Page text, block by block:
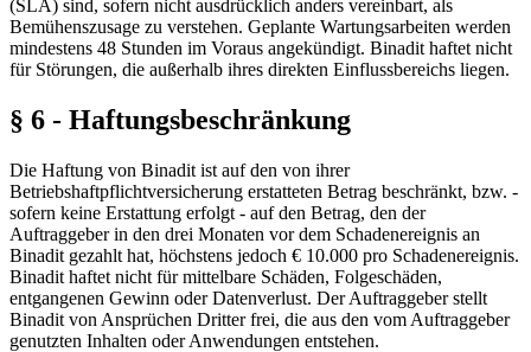
(SLA) sind, sofern nicht ausdrücklich anders vereinbart, als
Bemühenszusage zu verstehen. Geplante Wartungsarbeiten werden
mindestens 48 Stunden im Voraus angekündigt. Binadit haftet nicht
für Störungen, die außerhalb ihres direkten Einflussbereichs liegen.
§ 6 - Haftungsbeschränkung
Die Haftung von Binadit ist auf den von ihrer
Betriebshaftpflichtversicherung erstatteten Betrag beschränkt, bzw. -
sofern keine Erstattung erfolgt - auf den Betrag, den der
Auftraggeber in den drei Monaten vor dem Schadenereignis an
Binadit gezahlt hat, höchstens jedoch € 10.000 pro Schadenereignis.
Binadit haftet nicht für mittelbare Schäden, Folgeschäden,
entgangenen Gewinn oder Datenverlust. Der Auftraggeber stellt
Binadit von Ansprüchen Dritter frei, die aus den vom Auftraggeber
genutzten Inhalten oder Anwendungen entstehen.